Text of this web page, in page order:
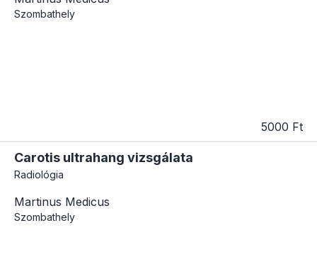
Szombathely
5000 Ft
Carotis ultrahang vizsgálata
Radiológia
Martinus Medicus
Szombathely